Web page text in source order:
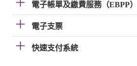
電子帳單及繳費服務（EBPP）
電子支票
快速支付系統